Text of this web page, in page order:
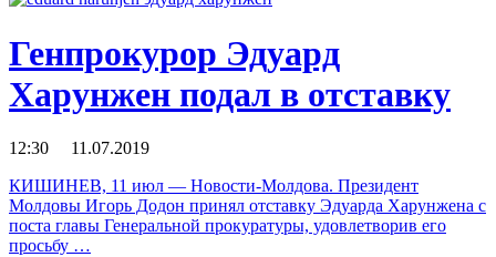
Генпрокурор Эдуард
Харунжен подал в отставку
12:30 11.07.2019
КИШИНЕВ, 11 июл — Новости-Молдова. Президент
Молдовы Игорь Додон принял отставку Эдуарда Харунжена с
поста главы Генеральной прокуратуры, удовлетворив его
просьбу …